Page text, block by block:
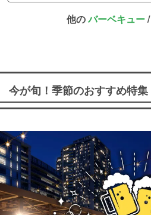
他のバーベキュー/
今が旬！季節のおすすめ特集